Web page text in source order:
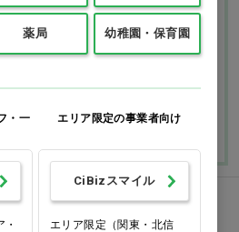
修理・保証につい
て
ご利用ガイドを詳しく見
薬局 幼稚園・保育園
・一
エリア限定の事業者向け
CiBizスマイル
エリア限定（関東・北信